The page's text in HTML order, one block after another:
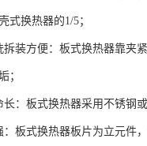
式换热器的1/5；
拆装方便：板式换热器靠夹
；
长：板式换热器采用不锈钢
：板式换热器板片为立元件